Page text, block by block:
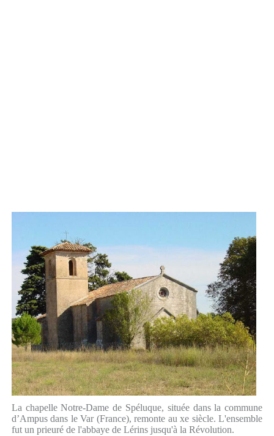
La chapelle Notre-Dame de Spéluque, située dans la commune
d’Ampus dans le Var (France), remonte au xe siècle. L'ensemble
fut un prieuré de l'abbaye de Lérins jusqu'à la Révolution.